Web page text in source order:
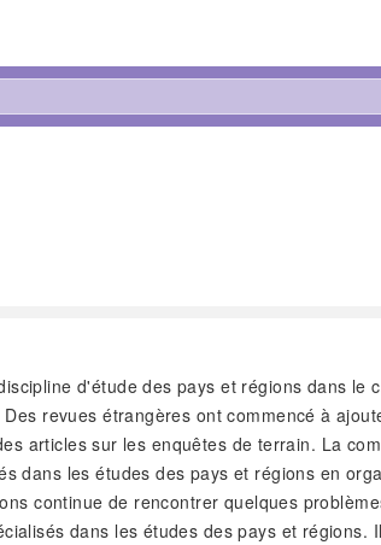
d'étude des pays et régions dans le
revues étrangères ont commencé à
articles sur les enquêtes de terrain. La
dans les études des pays et régions en
continue de rencontrer quelques
dans les études des pays et régions.